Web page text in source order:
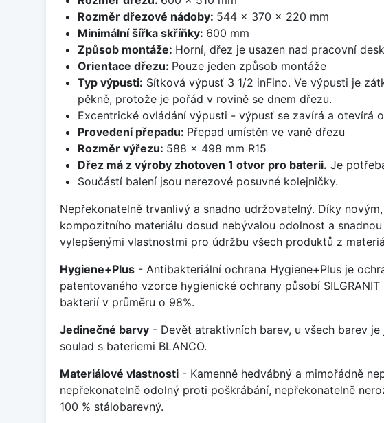
Rozměr dřezové nádoby: 544 x 370 x 220 mm
Minimální šířka skříňky: 600 mm
Způsob montáže: Horní, dřez je usazen nad pracovní
Orientace dřezu: Pouze jeden způsob montáže
Typ výpusti: Sítková výpusť 3 1/2 inFino. Ve výpusti je
pěkně, protože je pořád v rovině se dnem dřezu.
Excentrické ovládání výpusti - výpusť se zavírá a otevírá
Provedení přepadu: Přepad umístěn ve vaně dřezu
Rozměr výřezu: 588 x 498 mm R15
Dřez má z výroby zhotoven 1 otvor pro baterii. Je
Součástí balení jsou nerezové posuvné kolejničky.
Nepřekonatelně trvanlivý a snadno udržovatelný. Díky
kompozitního materiálu dosud nebývalou odolnost a
vylepšenými vlastnostmi pro údržbu všech produktů z
Hygiene+Plus - Antibakteriální ochrana Hygiene+Plus je
patentovaného vzorce hygienické ochrany působí
bakterií v průměru o 98%.
Jedinečné barvy - Devět atraktivních barev, u všech barev
soulad s bateriemi BLANCO.
Materiálové vlastnosti - Kamenně hedvábný a mimořádně
nepřekonatelně odolný proti poškrábání, nepřekonatelně
100 % stálobarevný.